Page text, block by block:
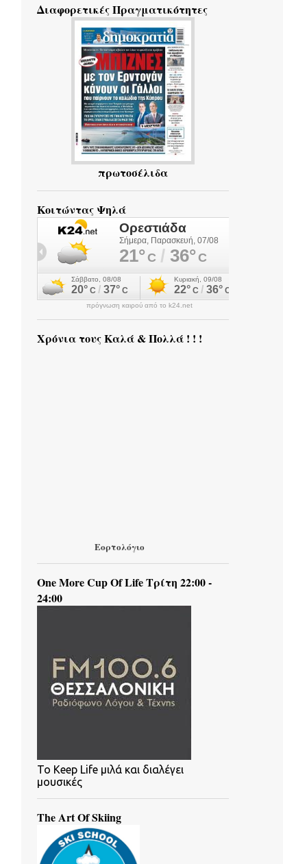
Διαφορετικές Πραγματικότητες
πρωτοσέλιδα
Κοιτώντας Ψηλά
πρόγνωση καιρού από το k24.net
Χρόνια τους Καλά & Πολλά ! ! !
Εορτολόγιο
One More Cup Of Life Τρίτη 22:00 -
24:00
To Keep Life μιλά και διαλέγει
μουσικές
The Art Of Skiing